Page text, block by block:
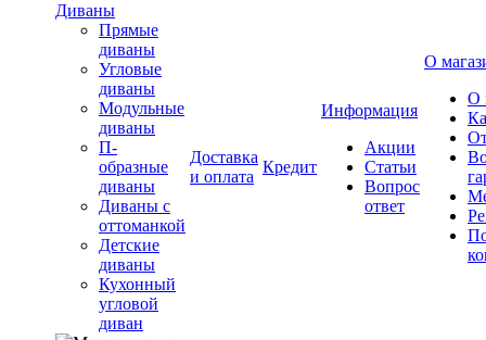
Диваны
Прямые
диваны
Угловые
диваны
Модульные
диваны
П-
образные
диваны
Диваны с
оттоманкой
Детские
диваны
Кухонный
угловой
диван
Доставка
и оплата
Кредит
Информация
Акции
Статьи
Вопрос
ответ
О
О